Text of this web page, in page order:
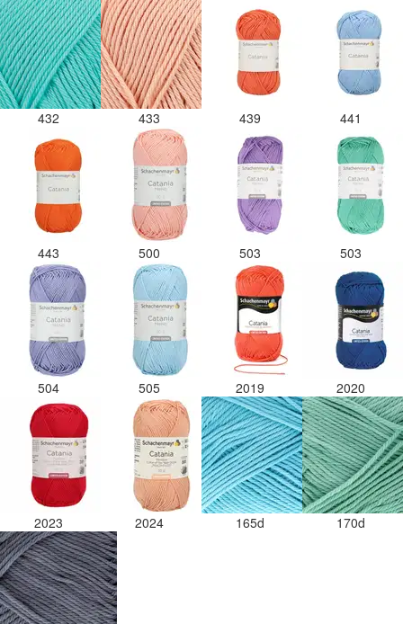
432 433 439 441
443 500 503 503
504 505 2019 2020
2023 2024 165d 170d